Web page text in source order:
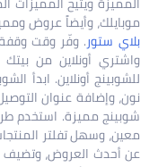
موبايلك، وأيضاً عروض
بلاي ستور. وفّر وقت وقفة
واشتري أونلاين من
للشوبينج أونلاين. ابدأ
نون، وإضافة عنوان
شوبينج مميزة. استخدم
معين، وسهل تفلتر
عن أحدث العروض، وتضيف